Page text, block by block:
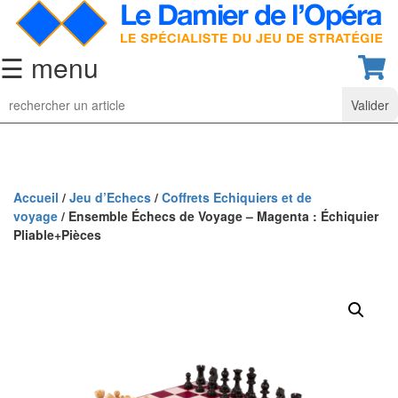
☰ menu
Jeu
d’Echecs
collection
Echiquiers
Accueil / Jeu d’Echecs / Coffrets Echiquiers et de
voyage / Ensemble Échecs de Voyage – Magenta : Échiquier
Pliable+Pièces